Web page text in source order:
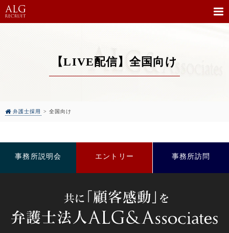
【LIVE配信】全国向け
弁護士採用 > 全国向け